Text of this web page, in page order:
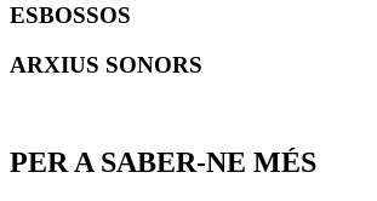
ESBOSSOS
ARXIUS SONORS
PER A SABER-NE MÉS